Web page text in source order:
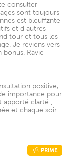
consulter
sont toujours
est bleuffznte
et d autres
tour et tous les
Je reviens vers
Ravie
positive,
importance pour
apporté clarté ;
et chaque soir
PRIME